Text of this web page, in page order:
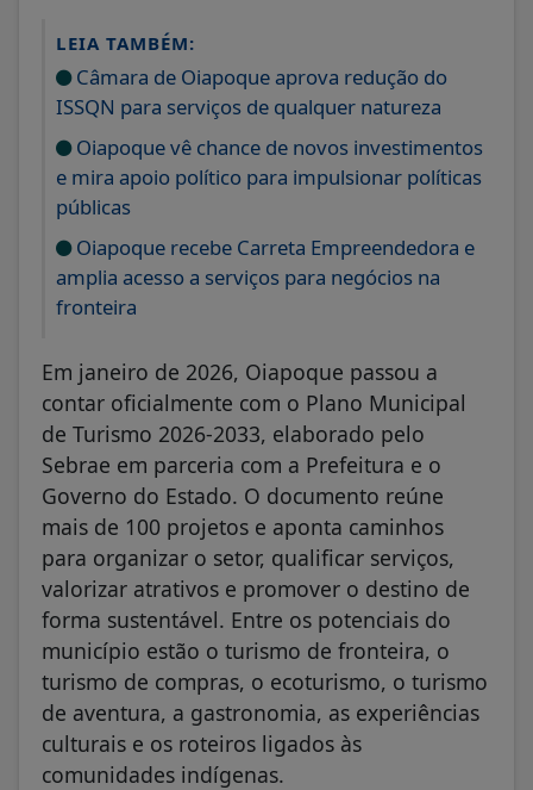
LEIA TAMBÉM:
Câmara de Oiapoque aprova redução do
ISSQN para serviços de qualquer natureza
Oiapoque vê chance de novos investimentos
e mira apoio político para impulsionar políticas
públicas
Oiapoque recebe Carreta Empreendedora e
amplia acesso a serviços para negócios na
fronteira
Em janeiro de 2026, Oiapoque passou a
contar oficialmente com o Plano Municipal
de Turismo 2026-2033, elaborado pelo
Sebrae em parceria com a Prefeitura e o
Governo do Estado. O documento reúne
mais de 100 projetos e aponta caminhos
para organizar o setor, qualificar serviços,
valorizar atrativos e promover o destino de
forma sustentável. Entre os potenciais do
município estão o turismo de fronteira, o
turismo de compras, o ecoturismo, o turismo
de aventura, a gastronomia, as experiências
culturais e os roteiros ligados às
comunidades indígenas.